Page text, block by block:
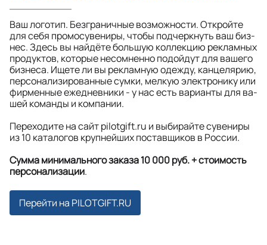
Ваш логотип. Без­гра­нич­ные воз­мож­нос­ти. От­крой­те
для се­бя промо­су­ве­ни­ры, что­бы под­черк­нуть ваш биз­
нес. Здесь вы най­дё­те боль­шую кол­лек­цию рек­лам­ных
про­дук­тов, ко­то­рые не­сом­нен­но по­дой­дут для ва­ше­го
биз­не­са. Ище­те ли вы рек­лам­ную одеж­ду, кан­це­ля­рию,
пер­со­на­ли­зи­ро­ван­ные сум­ки, мел­кую элек­тро­ни­ку или
фир­мен­ные ежед­нев­ни­ки - у нас есть ва­ри­ан­ты для ва­
шей ко­ман­ды и ком­па­нии.
Переходите на сайт pilotgift.ru и выбирайте сувениры
из 10 каталогов крупнейших поставщиков в России.
Сумма мини­маль­но­го за­ка­за 10 000 руб. + стои­мость
пер­со­на­ли­за­ции.
Перейти на PILOTGIFT.RU